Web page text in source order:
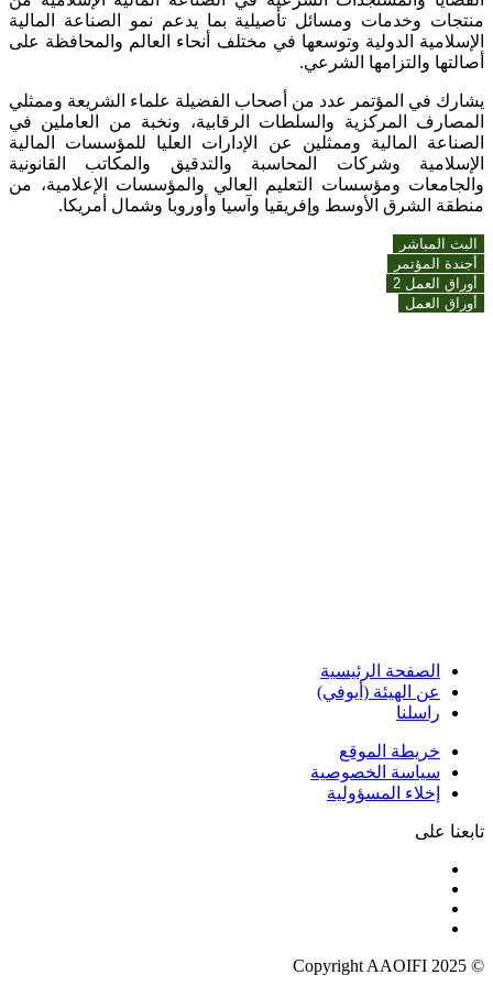
منتجات وخدمات ومسائل تأصيلية بما يدعم نمو الصناعة المالية
الإسلامية الدولية وتوسعها في مختلف أنحاء العالم والمحافظة على
أصالتها والتزامها الشرعي.
يشارك في المؤتمر عدد من أصحاب الفضيلة علماء الشريعة وممثلي
المصارف المركزية والسلطات الرقابية، ونخبة من العاملين في
الصناعة المالية وممثلين عن الإدارات العليا للمؤسسات المالية
الإسلامية وشركات المحاسبة والتدقيق والمكاتب القانونية
والجامعات ومؤسسات التعليم العالي والمؤسسات الإعلامية، من
منطقة الشرق الأوسط وإفريقيا وآسيا وأوروبا وشمال أمريكا.
البث المباشر
أجندة المؤتمر
أوراق العمل 2
أوراق العمل
الصفحة الرئيسية
عن الهيئة (أيوفي)
راسلنا
خريطة الموقع
سياسة الخصوصية
إخلاء المسؤولية
تابعنا على
© Copyright AAOIFI 2025